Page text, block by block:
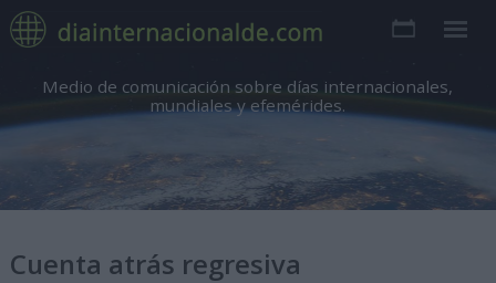
Medio de comunicación sobre días internacionales,
mundiales y efemérides.
Cuenta atrás regresiva